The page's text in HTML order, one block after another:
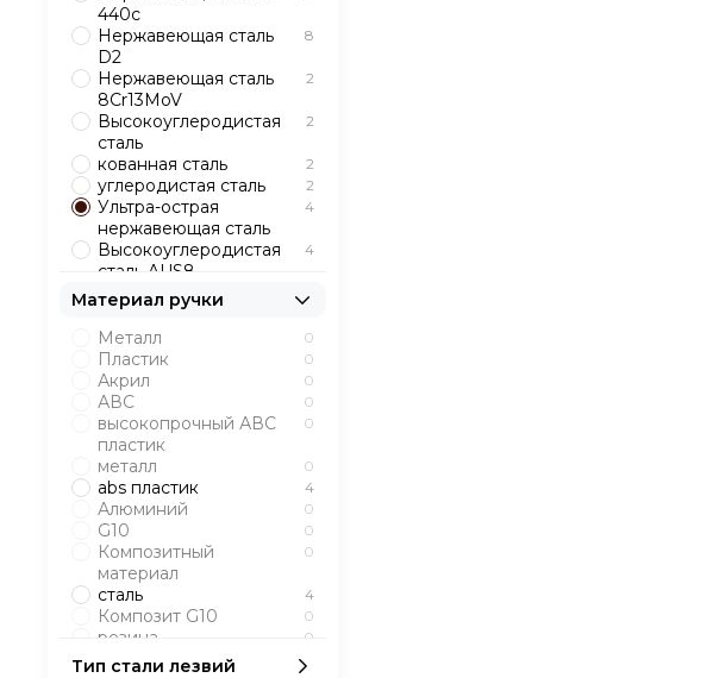
440с
Нержавеющая сталь
D2
8
Нержавеющая сталь
8Cr13MoV
2
Высокоуглеродистая
сталь
2
кованная сталь 2
углеродистая сталь 2
Ультра-острая
нержавеющая сталь
4
Высокоуглеродистая
сталь AUS8
4
Нержавеющая сталь
AUS-8
10
Кованая сталь 4
Нержавеющая сталь
420
1
Материал ручки
Металл
0
Пластик 0
Акрил 0
АВС 0
высокопрочный АВС
пластик
0
металл 0
abs пластик 4
Алюминий 0
G10 0
Композитный
материал
0
сталь 4
Композит G10 0
резина 0
Эластрон 0
Тип стали лезвий